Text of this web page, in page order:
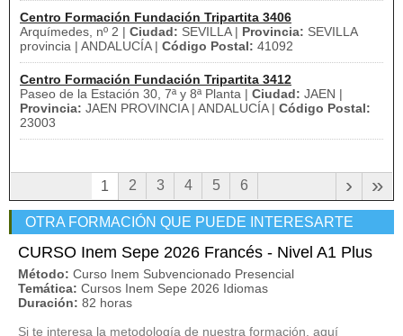
Centro Formación Fundación Tripartita 3406
Arquímedes, nº 2 | Ciudad: SEVILLA | Provincia: SEVILLA
provincia | ANDALUCÍA | Código Postal: 41092
Centro Formación Fundación Tripartita 3412
Paseo de la Estación 30, 7ª y 8ª Planta | Ciudad: JAEN |
Provincia: JAEN PROVINCIA | ANDALUCÍA | Código Postal:
23003
1 2 3 4 5 6 »
›
OTRA FORMACIÓN QUE PUEDE INTERESARTE
CURSO Inem Sepe 2026 Francés - Nivel A1 Plus
Método: Curso Inem Subvencionado Presencial
Temática: Cursos Inem Sepe 2026 Idiomas
Duración: 82 horas
Si te interesa la metodología de nuestra formación, aquí